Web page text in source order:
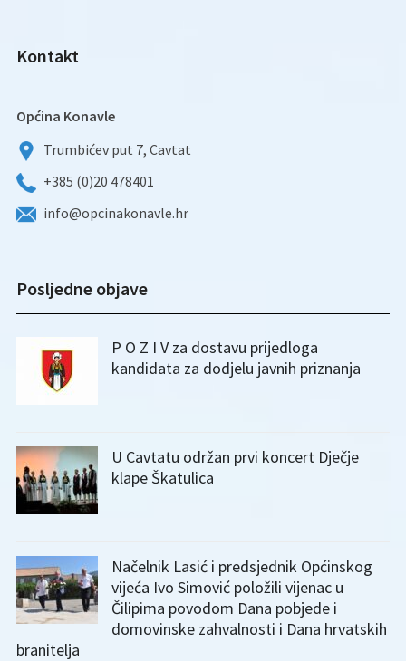
Kontakt
Općina Konavle
Trumbićev put 7, Cavtat
+385 (0)20 478401
info@opcinakonavle.hr
Posljedne objave
P O Z I V za dostavu prijedloga
kandidata za dodjelu javnih priznanja
U Cavtatu održan prvi koncert Dječje
klape Škatulica
Načelnik Lasić i predsjednik Općinskog
vijeća Ivo Simović položili vijenac u
Čilipima povodom Dana pobjede i
domovinske zahvalnosti i Dana hrvatskih
branitelja